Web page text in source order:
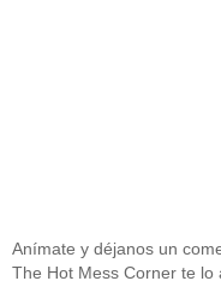
Anímate y déjanos un
The Hot Mess Corner te lo